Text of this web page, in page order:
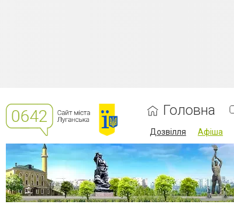
Головна
Дозвілля Афіша